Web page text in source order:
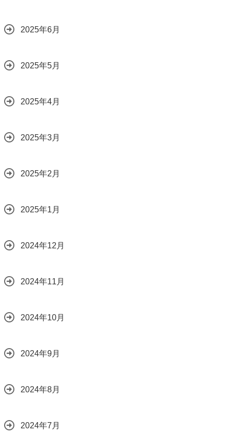
2025年6月
2025年5月
2025年4月
2025年3月
2025年2月
2025年1月
2024年12月
2024年11月
2024年10月
2024年9月
2024年8月
2024年7月